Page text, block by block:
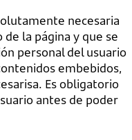
necesaria
la página y que se
personal del usuario
embebidos,
Es obligatorio
antes de poder